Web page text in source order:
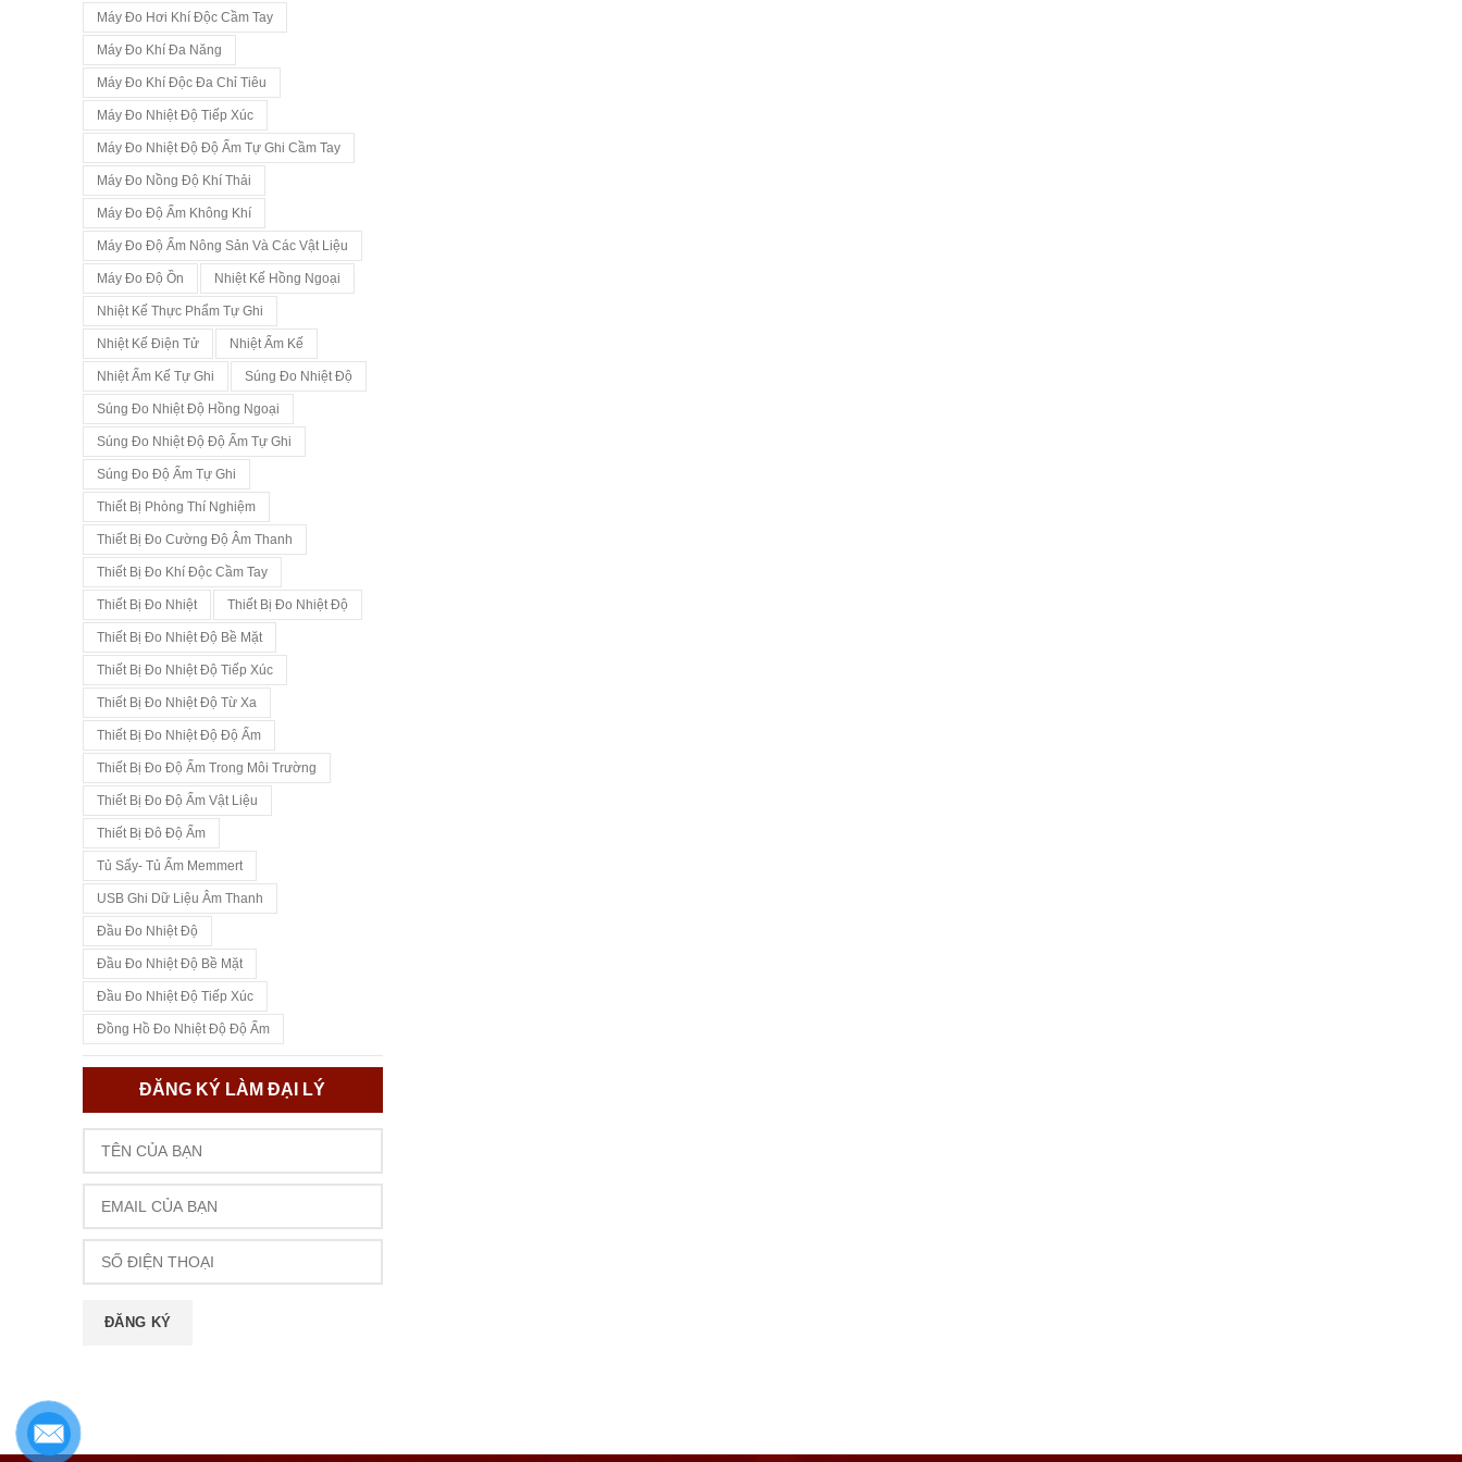
Máy Đo Hơi Khí Độc Cầm Tay
Máy Đo Khí Đa Năng
Máy Đo Khí Độc Đa Chỉ Tiêu
Máy Đo Nhiệt Độ Tiếp Xúc
Máy Đo Nhiệt Độ Độ Ẩm Tự Ghi Cầm Tay
Máy Đo Nồng Độ Khí Thải
Máy Đo Độ Ẩm Không Khí
Máy Đo Độ Ẩm Nông Sản Và Các Vật Liệu
Máy Đo Độ Ồn Nhiệt Kế Hồng Ngoại
Nhiệt Kế Thực Phẩm Tự Ghi
Nhiệt Kế Điện Tử Nhiệt Ẩm Kế
Nhiệt Ẩm Kế Tự Ghi Súng Đo Nhiệt Độ
Súng Đo Nhiệt Độ Hồng Ngoại
Súng Đo Nhiệt Độ Độ Ẩm Tự Ghi
Súng Đo Độ Ẩm Tự Ghi
Thiết Bị Phòng Thí Nghiệm
Thiết Bị Đo Cường Độ Âm Thanh
Thiết Bị Đo Khí Độc Cầm Tay
Thiết Bị Đo Nhiệt Thiết Bị Đo Nhiệt Độ
Thiết Bị Đo Nhiệt Độ Bề Mặt
Thiết Bị Đo Nhiệt Độ Tiếp Xúc
Thiết Bị Đo Nhiệt Độ Từ Xa
Thiết Bị Đo Nhiệt Độ Độ Ẩm
Thiết Bị Đo Độ Ẩm Trong Môi Trường
Thiết Bị Đo Độ Ẩm Vật Liệu
Thiết Bị Đô Độ Ẩm
Tủ Sấy- Tủ Ấm Memmert
USB Ghi Dữ Liệu Âm Thanh
Đầu Đo Nhiệt Độ
Đầu Đo Nhiệt Độ Bề Mặt
Đầu Đo Nhiệt Độ Tiếp Xúc
Đồng Hồ Đo Nhiệt Độ Độ Ẩm
ĐĂNG KÝ LÀM ĐẠI LÝ